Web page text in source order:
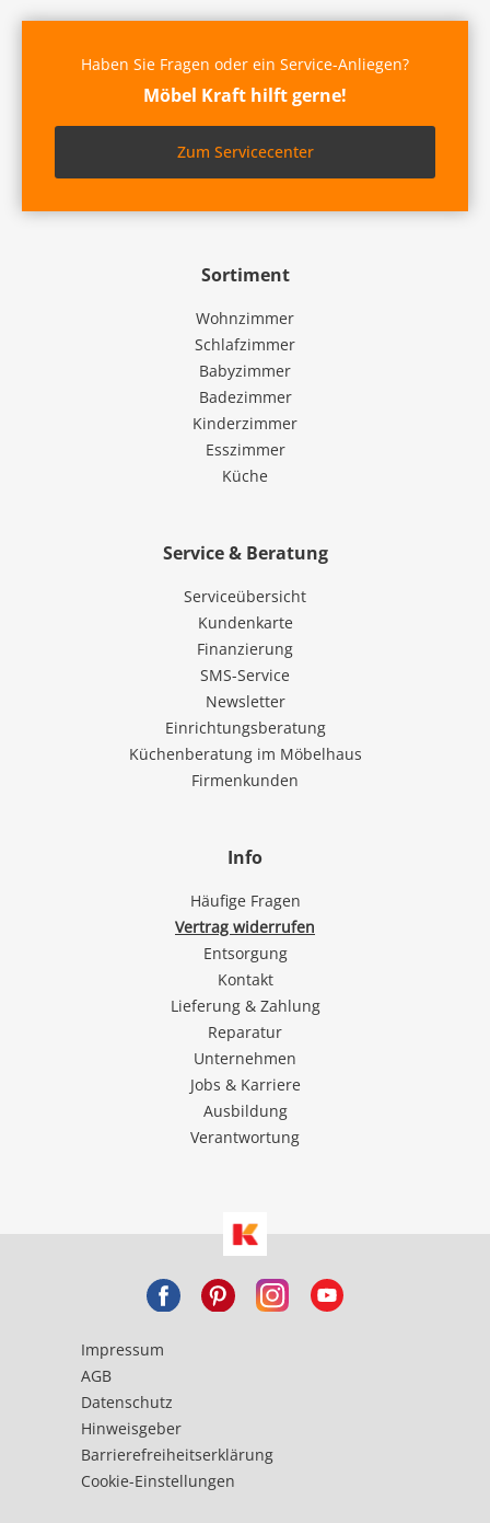
Sortiment
Wohnzimmer
Schlafzimmer
Babyzimmer
Badezimmer
Kinderzimmer
Esszimmer
Küche
Service & Beratung
Serviceübersicht
Kundenkarte
Finanzierung
SMS-Service
Newsletter
Einrichtungsberatung
Küchenberatung im Möbelhaus
Firmenkunden
Info
Häufige Fragen
Vertrag widerrufen
Entsorgung
Kontakt
Lieferung & Zahlung
Reparatur
Unternehmen
Jobs & Karriere
Ausbildung
Verantwortung
Haben Sie Fragen oder ein Service-Anliegen?
Möbel Kraft hilft gerne!
Zum Servicecenter
Impressum
AGB
Datenschutz
Hinweisgeber
Barrierefreiheitserklärung
Cookie-Einstellungen